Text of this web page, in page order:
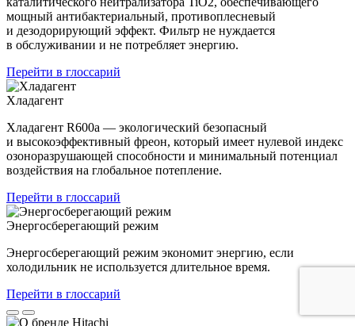
мощный антибактериальный, противоплесневый
и дезодорирующий эффект. Фильтр не нуждается
в обслуживании и не потребляет энергию.
Перейти в глоссарий
Хладагент
Хладагент R600a — экологический безопасный
и высокоэффективный фреон, который имеет нулевой индекс
озоноразрушающей способности и минимальный потенциал
воздействия на глобальное потепление.
Перейти в глоссарий
Энергосберегающий режим
Энергосберегающий режим экономит энергию, если
холодильник не используется длительное время.
Перейти в глоссарий